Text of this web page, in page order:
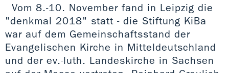
Vom 8.-10. November fand in Leipzig die
"denkmal 2018" statt - die Stiftung KiBa
war auf dem Gemeinschaftsstand der
Evangelischen Kirche in Mitteldeutschland
und der ev.-luth. Landeskirche in Sachsen